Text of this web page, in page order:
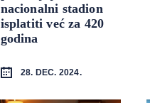
nacionalni stadion
isplatiti već za 420
godina
28. DEC. 2024.